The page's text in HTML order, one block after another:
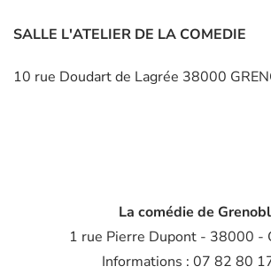
SALLE L'ATELIER DE LA COMEDIE
10 rue Doudart de Lagrée 38000
La comédie de
1 rue Pierre Dupont - 38000 -
Informations : 07 82 80